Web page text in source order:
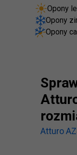
Opony
Opony
Opony
Atturo